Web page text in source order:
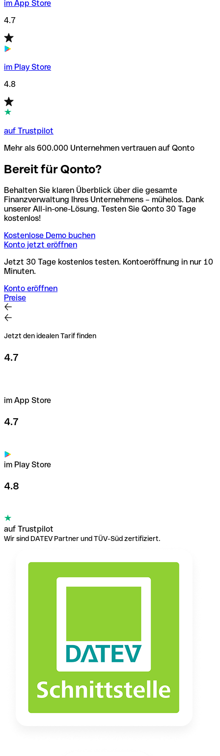
im App Store
4.7
im Play Store
4.8
auf Trustpilot
Mehr als 600.000 Unternehmen vertrauen auf Qonto
Bereit für Qonto?
Behalten Sie klaren Überblick über die gesamte
Finanzverwaltung Ihres Unternehmens – mühelos. Dank
unserer All-in-one-Lösung. Testen Sie Qonto 30 Tage
kostenlos!
Kostenlose Demo buchen
Konto jetzt eröffnen
Jetzt 30 Tage kostenlos testen. Kontoeröffnung in nur 10
Minuten.
Konto eröffnen
Preise
Jetzt den idealen Tarif finden
4.7
im App Store
4.7
im Play Store
4.8
auf Trustpilot
Wir sind DATEV Partner und TÜV-Süd zertifiziert.